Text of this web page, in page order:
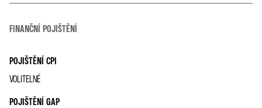
FINANČNÍ POJIŠTĚNÍ
POJIŠTĚNÍ CPI
VOLITELNÉ
POJIŠTĚNÍ GAP